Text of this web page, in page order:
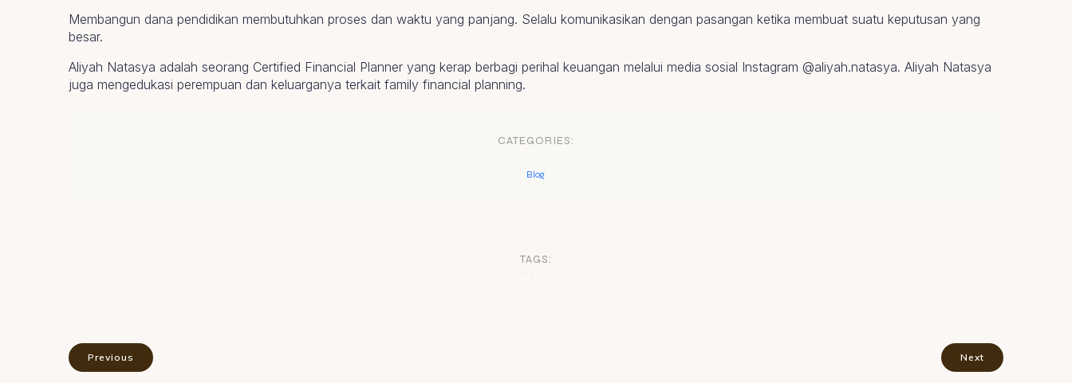
Membangun dana pendidikan membutuhkan proses dan waktu yang panjang. Selalu komunikasikan dengan pasangan ketika membuat suatu keputusan yang
besar.
Aliyah Natasya adalah seorang Certified Financial Planner yang kerap berbagi perihal keuangan melalui media sosial Instagram @aliyah.natasya. Aliyah Natasya
juga mengedukasi perempuan dan keluarganya terkait family financial planning.
CATEGORIES:
Blog
TAGS:
Previous Next